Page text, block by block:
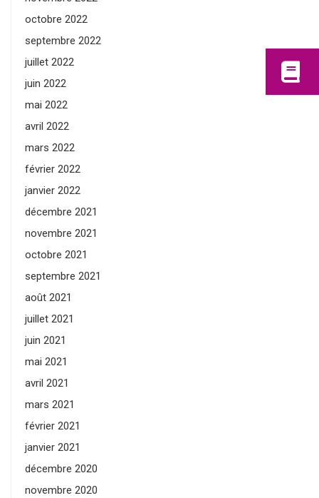
octobre 2022
septembre 2022
juillet 2022
juin 2022
mai 2022
avril 2022
mars 2022
février 2022
janvier 2022
décembre 2021
novembre 2021
octobre 2021
septembre 2021
août 2021
juillet 2021
juin 2021
mai 2021
avril 2021
mars 2021
février 2021
janvier 2021
décembre 2020
novembre 2020